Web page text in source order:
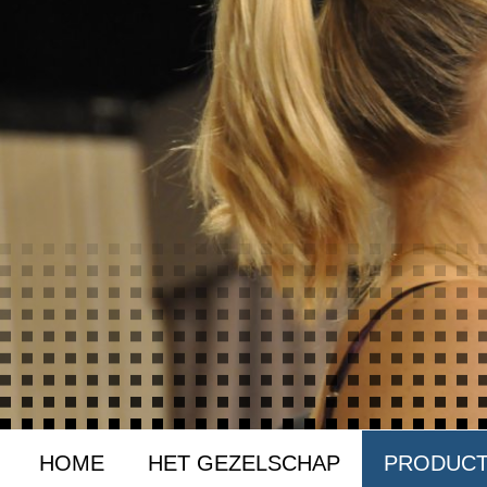
HOME HET GEZELSCHAP